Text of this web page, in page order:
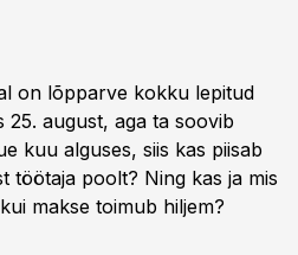
on lõpparve kokku lepitud
25. august, aga ta soovib
kuu alguses, siis kas piisab
töötaja poolt? Ning kas ja mis
makse toimub hiljem?